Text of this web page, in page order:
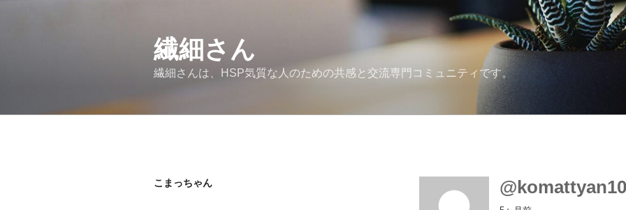
繊細さん
繊細さんは、HSP気質な人のための共感と交流専門コミュニティです。
こまっちゃん